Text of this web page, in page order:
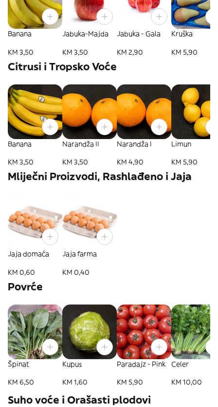
Banana
KM 3,50
Jabuka-Majda
KM 3,50
Jabuka - Gala
KM 2,90
Kruška
KM 5,90
Citrusi i Tropsko Voće
Banana
KM 3,50
Narandža II
KM 3,50
Narandža I
KM 4,90
Limun
KM 5,90
Mliječni Proizvodi, Rashlađeno i Jaja
Jaja domaća
KM 0,60
Jaja farma
KM 0,40
Povrće
Špinat
KM 6,50
Kupus
KM 1,60
Paradajz - Pink
KM 5,90
Celer
KM 10,00
Suho voće i Orašasti plodovi